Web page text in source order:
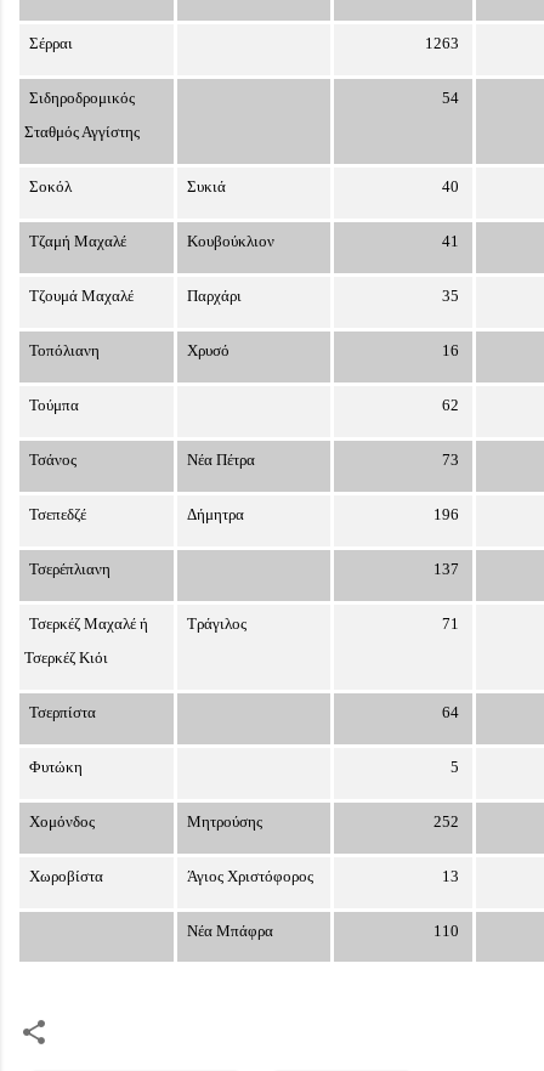
Σέρραι 1263
Σιδηροδρομικός
Σταθμός Αγγίστης
54
Σοκόλ Συκιά 40
Τζαμή Μαχαλέ Κουβούκλιον 41
Τζουμά Μαχαλέ Παρχάρι 35
Τοπόλιανη Χρυσό 16
Τούμπα 62
Τσάνος Νέα Πέτρα 73
Τσεπεδζέ Δήμητρα 196
Τσερέπλιανη 137
Τσερκέζ Μαχαλέ ή
Τσερκέζ Κιόι
Τράγιλος 71
Τσερπίστα 64
Φυτώκη 5
Χομόνδος Μητρούσης 252
Χωροβίστα Άγιος Χριστόφορος 13
Νέα Μπάφρα 110